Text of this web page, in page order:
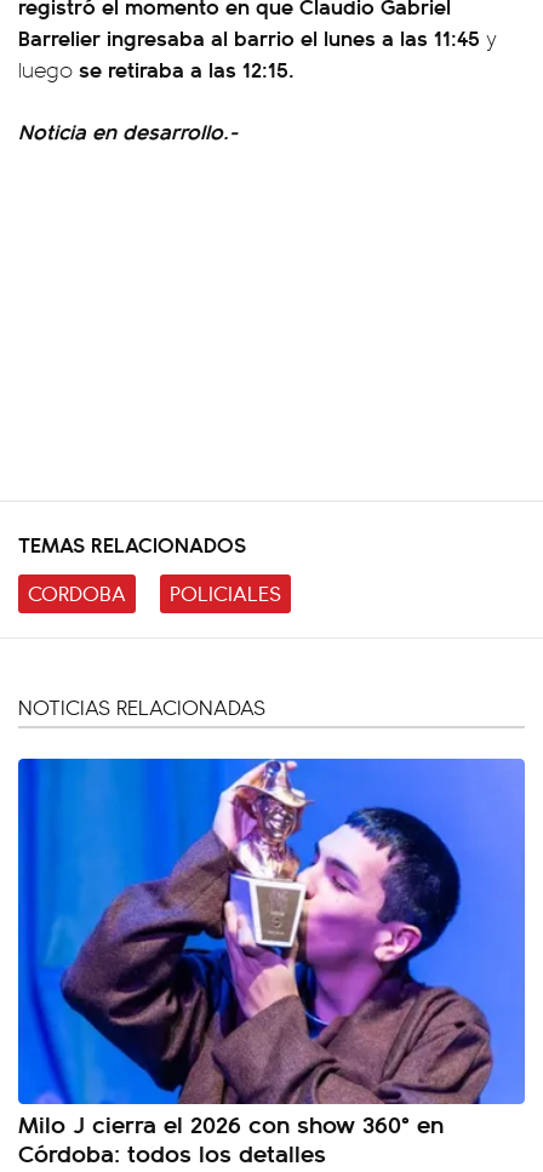
Barrelier ingresaba al barrio el lunes a las 11:45 y
luego se retiraba a las 12:15.
Noticia en desarrollo.-
TEMAS RELACIONADOS
CORDOBA
POLICIALES
NOTICIAS RELACIONADAS
Milo J cierra el 2026 con show 360° en
Córdoba: todos los detalles